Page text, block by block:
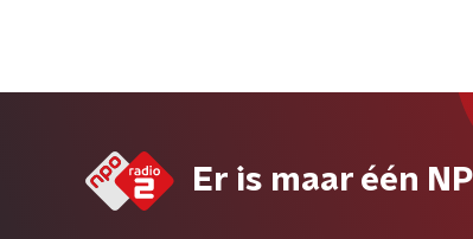
Er is maar één